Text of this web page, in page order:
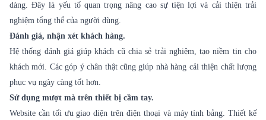
dàng. Đây là yếu tố quan trọng nâng cao sự tiện lợi và cải thiện trải
nghiệm tổng thể của người dùng.
Đánh giá, nhận xét khách hàng.
Hệ thống đánh giá giúp khách cũ chia sẻ trải nghiệm, tạo niềm tin cho
khách mới. Các góp ý chân thật cũng giúp nhà hàng cải thiện chất lượng
phục vụ ngày càng tốt hơn.
Sử dụng mượt mà trên thiết bị cầm tay.
Website cần tối ưu giao diện trên điện thoại và máy tính bảng. Thiết kế